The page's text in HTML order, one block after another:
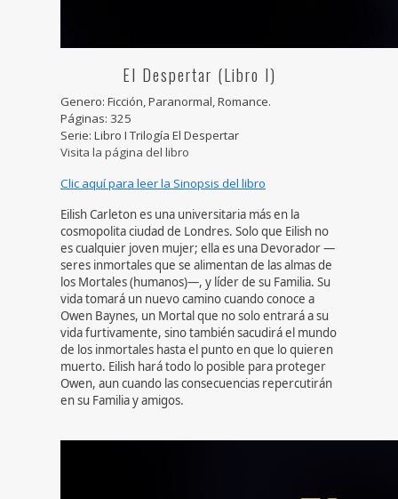
El Despertar (Libro I)
Genero: Ficción, Paranormal, Romance.
Páginas: 325
Serie: Libro I Trilogía El Despertar
Visita la página del libro
Clic aquí para leer la Sinopsis del libro
Eilish Carleton es una universitaria más en la
cosmopolita ciudad de Londres. Solo que Eilish no
es cualquier joven mujer; ella es una Devorador —
seres inmortales que se alimentan de las almas de
los Mortales (humanos)—, y líder de su Familia. Su
vida tomará un nuevo camino cuando conoce a
Owen Baynes, un Mortal que no solo entrará a su
vida furtivamente, sino también sacudirá el mundo
de los inmortales hasta el punto en que lo quieren
muerto. Eilish hará todo lo posible para proteger
Owen, aun cuando las consecuencias repercutirán
en su Familia y amigos.